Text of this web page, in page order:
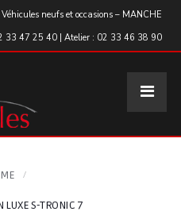
Véhicules neufs et occasions – MANCHE
33 47 25 40 | Atelier : 02 33 46 38 90
LUXE S-TRONIC 7